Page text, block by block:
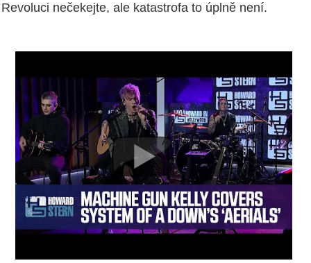
Revoluci nečekejte, ale katastrofa to úplně není.